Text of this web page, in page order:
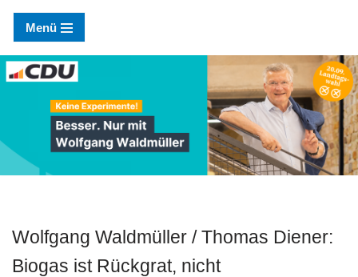
Zum
Inhalt
springen
Menü
Wolfgang Waldmüller / Thomas Diener:
Biogas ist Rückgrat, nicht